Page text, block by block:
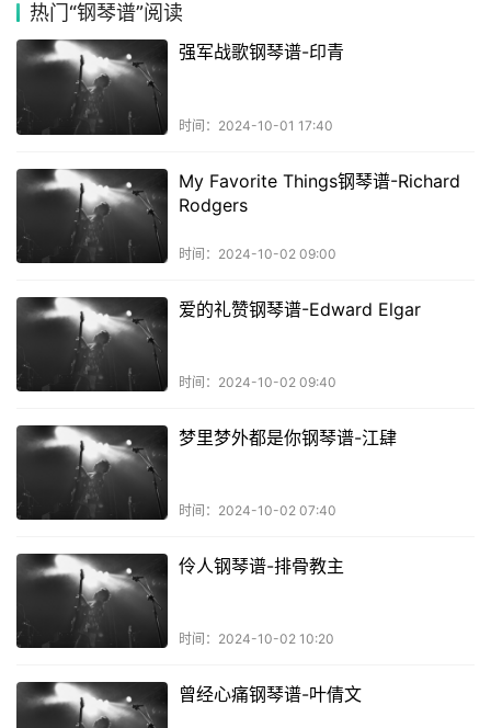
热门“钢琴谱”阅读
强军战歌钢琴谱-印青
时间：2024-10-01 17:40
My Favorite Things钢琴谱-Richard
Rodgers
时间：2024-10-02 09:00
爱的礼赞钢琴谱-Edward Elgar
时间：2024-10-02 09:40
梦里梦外都是你钢琴谱-江肆
时间：2024-10-02 07:40
伶人钢琴谱-排骨教主
时间：2024-10-02 10:20
曾经心痛钢琴谱-叶倩文